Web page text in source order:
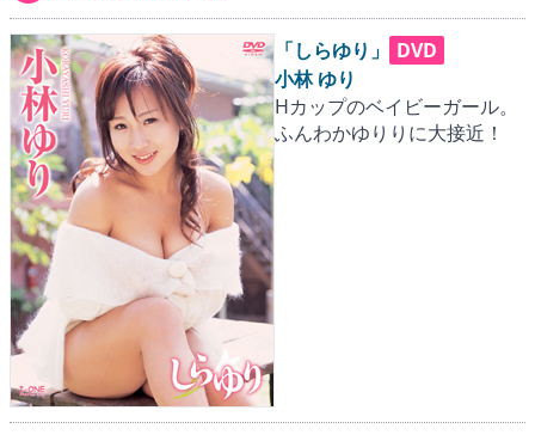
▶お問い合わせフォーム
「しらゆり」
DVD
小林 ゆり
Hカップのベイビーガール。
ふんわかゆりりに大接近！